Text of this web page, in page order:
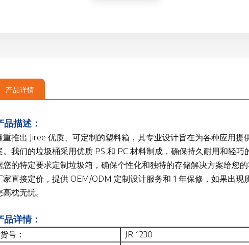
产品详情
品描述：
重推出 Jiree 优质、可定制的塑料箱，其专业设计旨在为各种应用
。我们的垃圾桶采用优质 PS 和 PC 材料制成，确保持久耐用和轻
您的特定要求定制垃圾箱，确保个性化和独特的存储解决方案给您
家直接定价，提供 OEM/ODM 定制设计服务和 1 年保修，如果出现
高枕无忧。
品详情：
货号：
JR-1230